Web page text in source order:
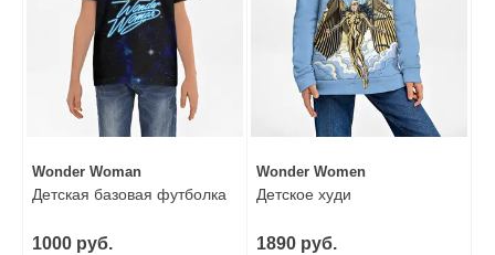
Wonder Woman
Детская базовая футболка
1000 руб.
Wonder Women
Детское худи
1890 руб.